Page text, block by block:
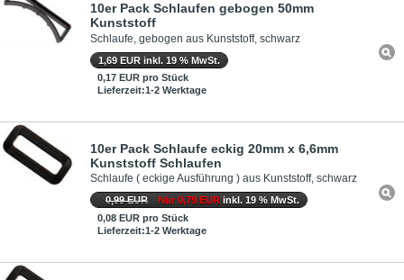
10er Pack Schlaufen gebogen 50mm
Kunststoff
Schlaufe, gebogen aus Kunststoff, schwarz
1,69 EUR inkl. 19 % MwSt.
0,17 EUR pro Stück
Lieferzeit:1-2 Werktage
10er Pack Schlaufe eckig 20mm x 6,6mm
Kunststoff Schlaufen
Schlaufe ( eckige Ausführung ) aus Kunststoff, schwarz
0,99 EUR Nur 0,79 EUR inkl. 19 % MwSt.
0,08 EUR pro Stück
Lieferzeit:1-2 Werktage